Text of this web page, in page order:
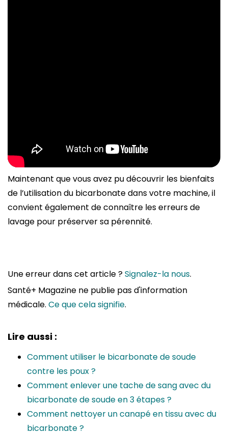
Maintenant que vous avez pu découvrir les bienfaits
de l’utilisation du bicarbonate dans votre machine, il
convient également de connaître les erreurs de
lavage pour préserver sa pérennité.
Une erreur dans cet article ?Signalez-la nous.
Santé+ Magazine ne publie pas d'information
médicale. Ce que cela signifie.
Lire aussi :
Comment utiliser le bicarbonate de soude
contre les poux ?
Comment enlever une tache de sang avec du
bicarbonate de soude en 3 étapes ?
Comment nettoyer un canapé en tissu avec du
bicarbonate ?